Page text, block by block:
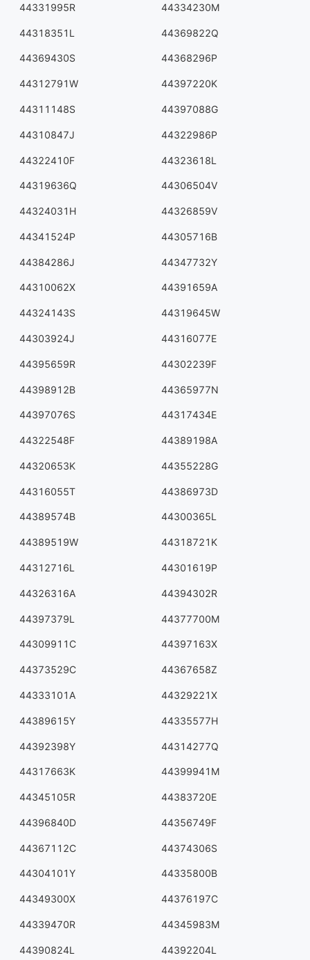
44331995R 44334230M
44318351L 44369822Q
44369430S 44368296P
44312791W 44397220K
44311148S 44397088G
44310847J 44322986P
44322410F 44323618L
44319636Q 44306504V
44324031H 44326859V
44341524P 44305716B
44384286J 44347732Y
44310062X 44391659A
44324143S 44319645W
44303924J 44316077E
44395659R 44302239F
44398912B 44365977N
44397076S 44317434E
44322548F 44389198A
44320653K 44355228G
44316055T 44386973D
44389574B 44300365L
44389519W 44318721K
44312716L 44301619P
44326316A 44394302R
44397379L 44377700M
44309911C 44397163X
44373529C 44367658Z
44333101A 44329221X
44389615Y 44335577H
44392398Y 44314277Q
44317663K 44399941M
44345105R 44383720E
44396840D 44356749F
44367112C 44374306S
44304101Y 44335800B
44349300X 44376197C
44339470R 44345983M
44390824L 44392204L